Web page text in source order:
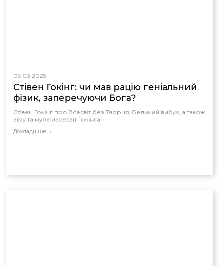
09.03.2025
Стівен Гокінг: чи мав рацію геніальний
фізик, заперечуючи Бога?
Стівен Гокінг про Всесвіт без Творця, Великий вибух, а також
віру та мультивсесвіт Гокінга
Докладніше